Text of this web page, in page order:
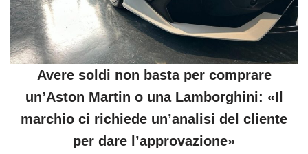
Avere soldi non basta per comprare
un’Aston Martin o una Lamborghini: «Il
marchio ci richiede un’analisi del cliente
per dare l’approvazione»